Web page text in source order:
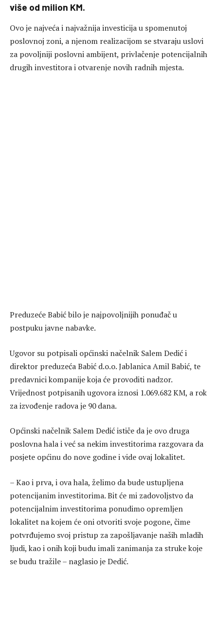
više od milion KM.
Ovo je najveća i najvažnija investicija u spomenutoj
poslovnoj zoni, a njenom realizacijom se stvaraju uslovi
za povoljniji poslovni ambijent, privlačenje potencijalnih
drugih investitora i otvarenje novih radnih mjesta.
Preduzeće Babić bilo je najpovoljnijih ponuđač u
postpuku javne nabavke.
Ugovor su potpisali općinski načelnik Salem Dedić i
direktor preduzeća Babić d.o.o. Jablanica Amil Babić, te
predavnici kompanije koja će provoditi nadzor.
Vrijednost potpisanih ugovora iznosi 1.069.682 KM, a rok
za izvođenje radova je 90 dana.
Općinski načelnik Salem Dedić ističe da je ovo druga
poslovna hala i već sa nekim investitorima razgovara da
posjete općinu do nove godine i vide ovaj lokalitet.
– Kao i prva, i ova hala, želimo da bude ustupljena
potencijanim investitorima. Bit će mi zadovoljstvo da
potencijalnim investitorima ponudimo opremljen
lokalitet na kojem će oni otvoriti svoje pogone, čime
potvrđujemo svoj pristup za zapošljavanje naših mladih
ljudi, kao i onih koji budu imali zanimanja za struke koje
se budu tražile – naglasio je Dedić.